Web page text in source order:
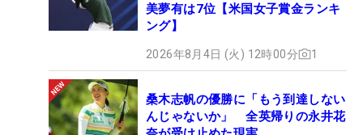
美夢有は7位【米国女子賞金ランキ
ング】
2026年8月4日 (火) 12時00分 1
桑木志帆の優勝に「もう到達しない
んじゃないか」 全英帰りの永井花